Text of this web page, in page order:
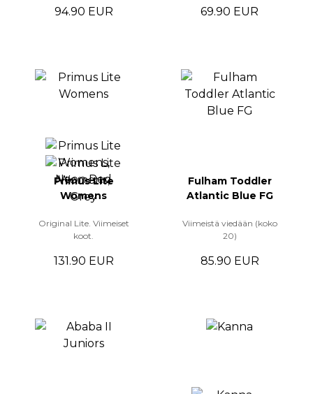
94.90 EUR 69.90 EUR
Primus Lite
Womens
Original Lite. Viimeiset
koot.
131.90 EUR
Fulham Toddler
Atlantic Blue FG
Viimeistä viedään (koko
20)
85.90 EUR